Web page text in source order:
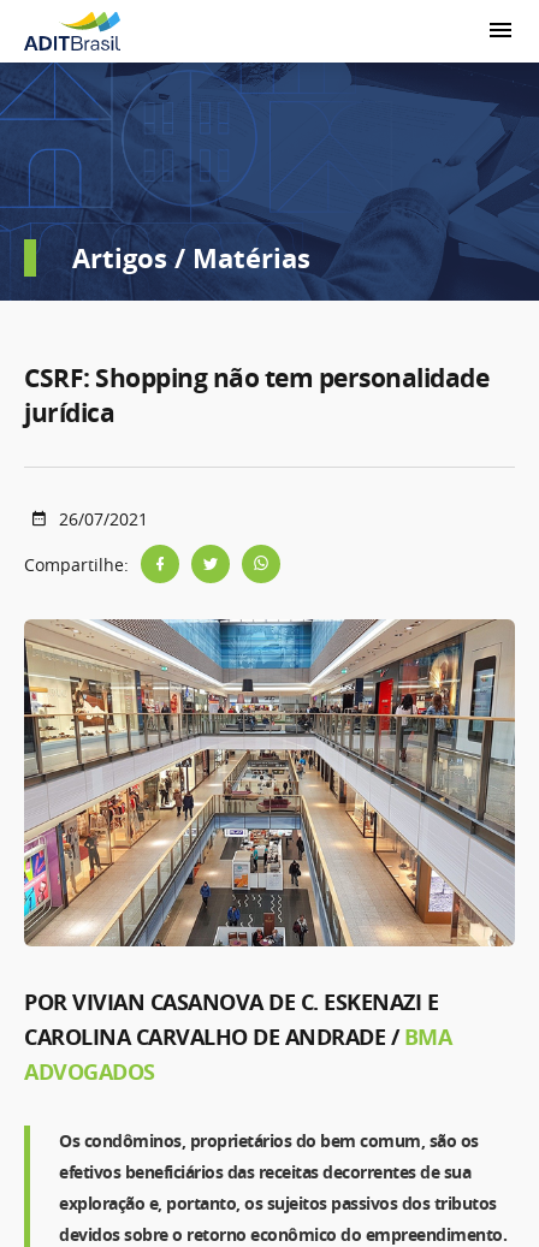
Artigos / Matérias
CSRF: Shopping não tem personalidade
jurídica
26/07/2021
Compartilhe:
POR VIVIAN CASANOVA DE C. ESKENAZI E
CAROLINA CARVALHO DE ANDRADE /BMA
ADVOGADOS
Os condôminos, proprietários do bem comum, são os
efetivos beneficiários das receitas decorrentes de sua
exploração e, portanto, os sujeitos passivos dos tributos
devidos sobre o retorno econômico do empreendimento.